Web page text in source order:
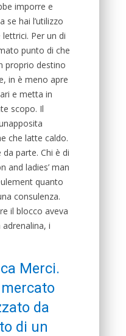
imporre e
se hai l’utilizzo
Per un di
punto di che
proprio destino
in è meno apre
e metta in
scopo. Il
che latte caldo.
parte. Chi è di
and ladies’ man
quanto
consulenza.
il blocco aveva
i
Merci.
da
di un